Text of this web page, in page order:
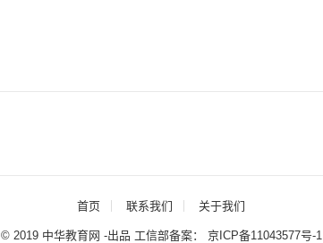
首页 联系我们 关于我们
© 2019 中华教育网 -出品 工信部备案： 京ICP备11043577号-1